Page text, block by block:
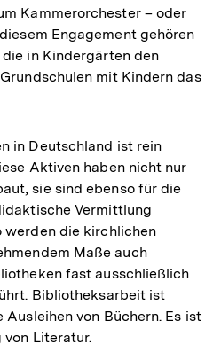
Kammerorchester – oder
Engagement gehören
in Kindergärten den
mit Kindern das
in Deutschland ist rein
Aktiven haben nicht nur
sie sind ebenso für die
Vermittlung
werden die kirchlichen
Maße auch
fast ausschließlich
Bibliotheksarbeit ist
von Büchern. Es ist
Literatur.